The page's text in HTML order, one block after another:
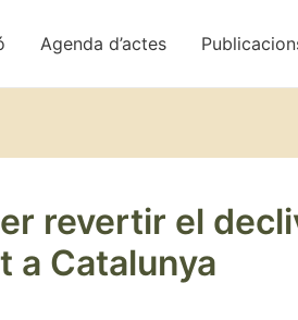
Agenda d’actes
revertir el
a Catalunya